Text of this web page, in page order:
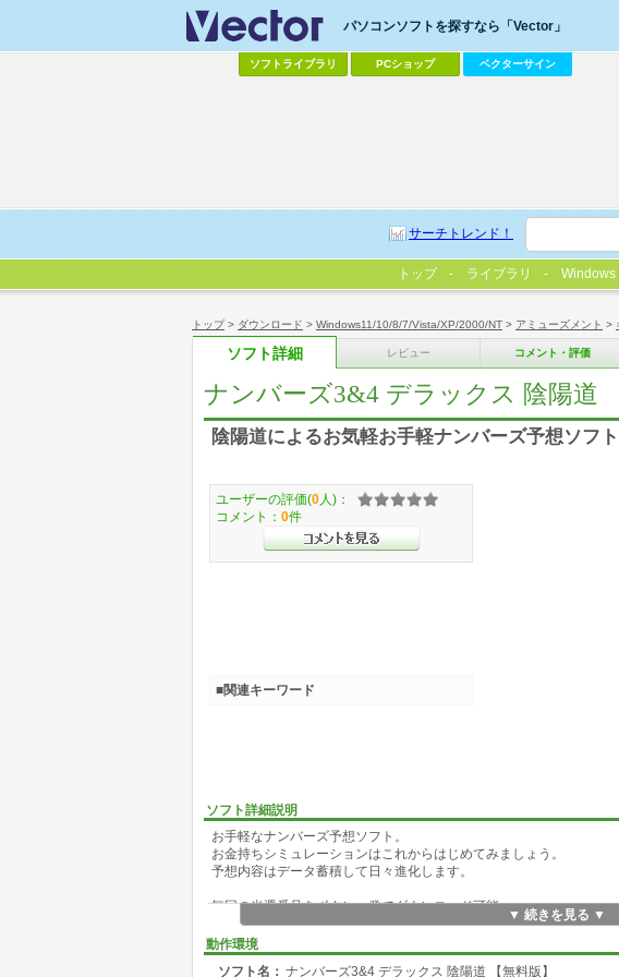
トップ> ダウンロード > Windows11/10/8/7/Vista/XP/2000/NT > アミューズメント >
ソフト詳細 レビュー コメント・評価
ナンバーズ3&4 デラックス 陰陽道
陰陽道によるお気軽お手軽ナンバーズ予想ソフ
ソフト詳細説明
お手軽なナンバーズ予想ソフト。
お金持ちシミュレーションはこれからはじめてみましょう。
予想内容はデータ蓄積して日々進化します。
毎回の当選番号をボタン一発でダウンロード可能。
★動作環境★
CPU:400MHz以上の機種(700MHz以上を推奨)
▼ 続きを見る ▼
動作環境
ソフト名： ナンバーズ3&4 デラックス 陰陽道 【無料版】
ユーザーの評価(0 人)：
コメント： 0件
■関連キーワード
パソコンソフトを探すなら「Vector」
ソフトライブラリ PCショップ ベクターサイン
サーチトレンド！
トップ ライブラリ Windows